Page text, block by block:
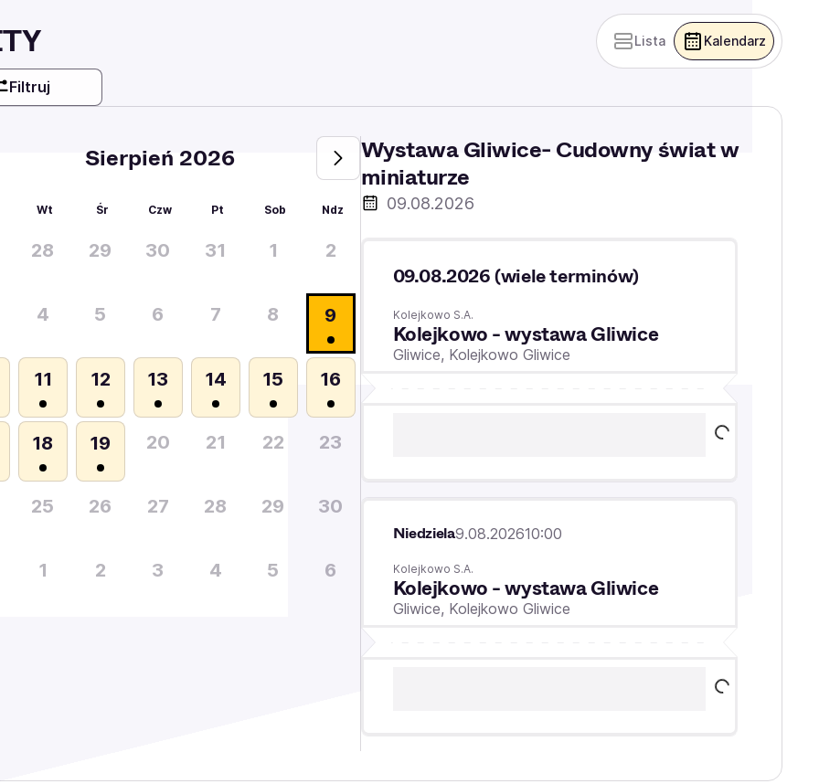
Lista Kalendarz
Filtruj
Sierpień 2026
Wt Śr Czw Pt Sob Ndz
28 29 30 31 1 2
4 5 6 7 8 9
11 12 13 14 15 16
18 19 20 21 22 23
25 26 27 28 29 30
1 2 3 4 5 6
Wystawa Gliwice- Cudowny świat w
miniaturze
09.08.2026
09.08.2026 (wiele terminów)
Kolejkowo S.A.
Kolejkowo - wystawa Gliwice
Gliwice, Kolejkowo Gliwice
Niedziela9.08.202610:00
Kolejkowo S.A.
Kolejkowo - wystawa Gliwice
Gliwice, Kolejkowo Gliwice